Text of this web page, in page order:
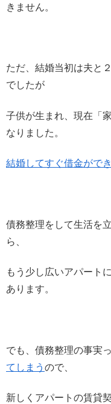
きません。
ただ、結婚当初は夫と
でしたが
子供が生まれ、現在「
なりました。
結婚してすぐ借金がで
債務整理をして生活を
ら、
もう少し広いアパート
あります。
でも、債務整理の事実
てしまう ので、
新しくアパートの賃貸